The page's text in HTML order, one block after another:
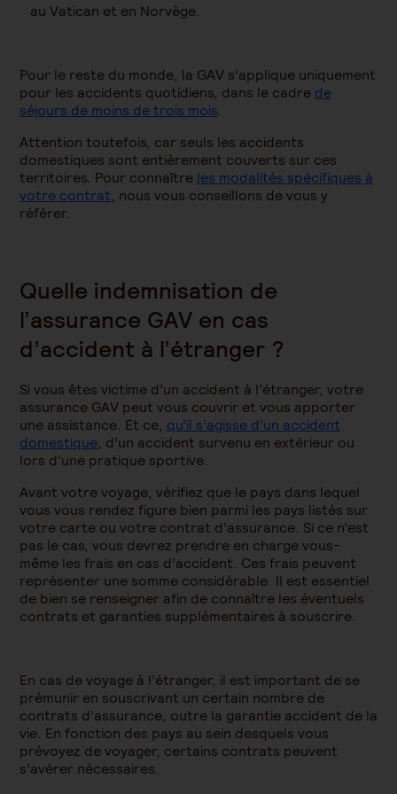
au Vatican et en Norvège.
Pour le reste du monde, la GAV s’applique uniquement
pour les accidents quotidiens, dans le cadre de
séjours de moins de trois mois.
Attention toutefois, car seuls les accidents
domestiques sont entièrement couverts sur ces
territoires. Pour connaître les modalités spécifiques à
votre contrat, nous vous conseillons de vous y
référer.
Quelle indemnisation de
l’assurance GAV en cas
d’accident à l’étranger ?
Si vous êtes victime d’un accident à l’étranger, votre
assurance GAV peut vous couvrir et vous apporter
une assistance. Et ce, qu’il s’agisse d’un accident
domestique, d’un accident survenu en extérieur ou
lors d’une pratique sportive.
Avant votre voyage, vérifiez que le pays dans lequel
vous vous rendez figure bien parmi les pays listés sur
votre carte ou votre contrat d’assurance. Si ce n’est
pas le cas, vous devrez prendre en charge vous-
même les frais en cas d’accident. Ces frais peuvent
représenter une somme considérable. Il est essentiel
de bien se renseigner afin de connaître les éventuels
contrats et garanties supplémentaires à souscrire.
En cas de voyage à l’étranger, il est important de se
prémunir en souscrivant un certain nombre de
contrats d’assurance, outre la garantie accident de la
vie. En fonction des pays au sein desquels vous
prévoyez de voyager, certains contrats peuvent
s’avérer nécessaires.